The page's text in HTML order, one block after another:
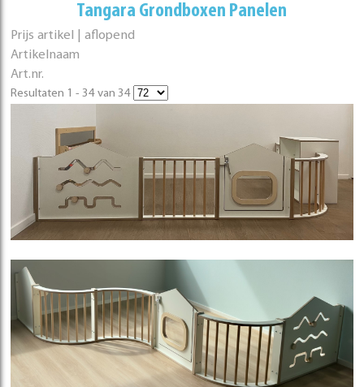
Tangara Grondboxen Panelen
Prijs artikel | aflopend
Artikelnaam
Art.nr.
Resultaten 1 - 34 van 34